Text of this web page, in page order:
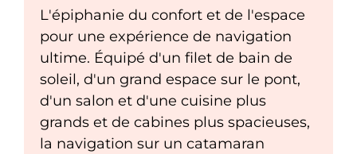
L'épiphanie du confort et de l'espace
pour une expérience de navigation
ultime. Équipé d'un filet de bain de
soleil, d'un grand espace sur le pont,
d'un salon et d'une cuisine plus
grands et de cabines plus spacieuses,
la navigation sur un catamaran